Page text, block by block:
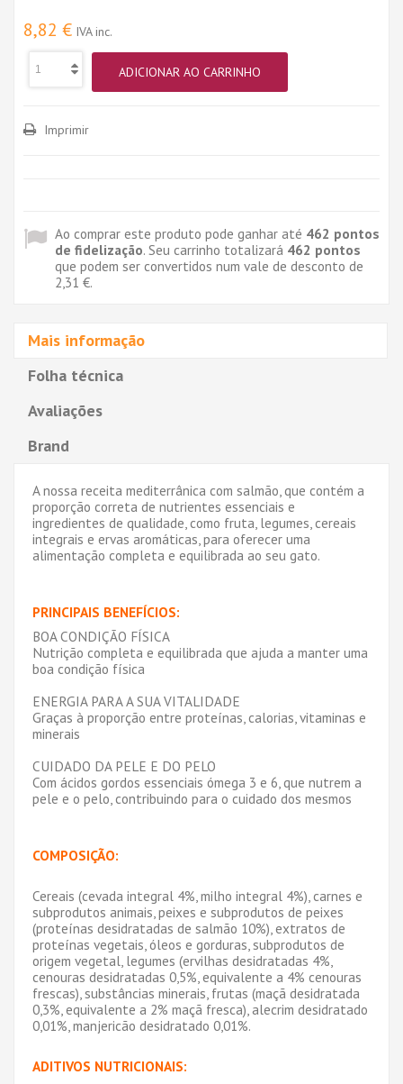
8,82 € IVA inc.
ADICIONAR AO CARRINHO
Imprimir
Ao comprar este produto pode ganhar até 462 pontos
de fidelização. Seu carrinho totalizará 462 pontos
que podem ser convertidos num vale de desconto de
2,31 €.
Mais informação
Folha técnica
Avaliações
Brand
A nossa receita mediterrânica com salmão, que contém a
proporção correta de nutrientes essenciais e
ingredientes de qualidade, como fruta, legumes, cereais
integrais e ervas aromáticas, para oferecer uma
alimentação completa e equilibrada ao seu gato.
PRINCIPAIS BENEFÍCIOS:
BOA CONDIÇÃO FÍSICA
Nutrição completa e equilibrada que ajuda a manter uma
boa condição física
ENERGIA PARA A SUA VITALIDADE
Graças à proporção entre proteínas, calorias, vitaminas e
minerais
CUIDADO DA PELE E DO PELO
Com ácidos gordos essenciais ómega 3 e 6, que nutrem a
pele e o pelo, contribuindo para o cuidado dos mesmos
COMPOSIÇÃO:
Cereais (cevada integral 4%, milho integral 4%), carnes e
subprodutos animais, peixes e subprodutos de peixes
(proteínas desidratadas de salmão 10%), extratos de
proteínas vegetais, óleos e gorduras, subprodutos de
origem vegetal, legumes (ervilhas desidratadas 4%,
cenouras desidratadas 0,5%, equivalente a 4% cenouras
frescas), substâncias minerais, frutas (maçã desidratada
0,3%, equivalente a 2% maçã fresca), alecrim desidratado
0,01%, manjericão desidratado 0,01%.
ADITIVOS NUTRICIONAIS: